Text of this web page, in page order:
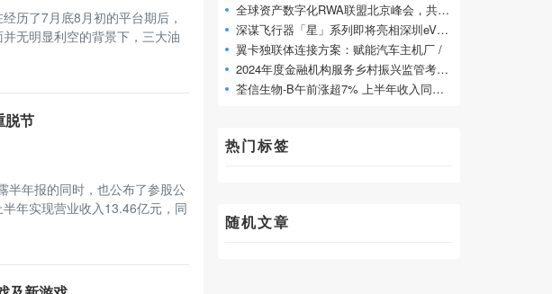
历了7月底8月初的平台期后，
无明显利空的背景下，三大油
脱节
半年报的同时，也公布了参股公
年实现营业收入13.46亿元，同
全球资产数字化RWA联盟北京峰会，共探万亿
深谋飞行器「星」系列即将亮相深圳eVTOL展
翼卡独联体连接方案：赋能汽车主机厂 /
2024年度金融机构服务乡村振兴监管考核评
荃信生物-B午前涨超7% 上半年收入同比大增
热门标签
随机文章